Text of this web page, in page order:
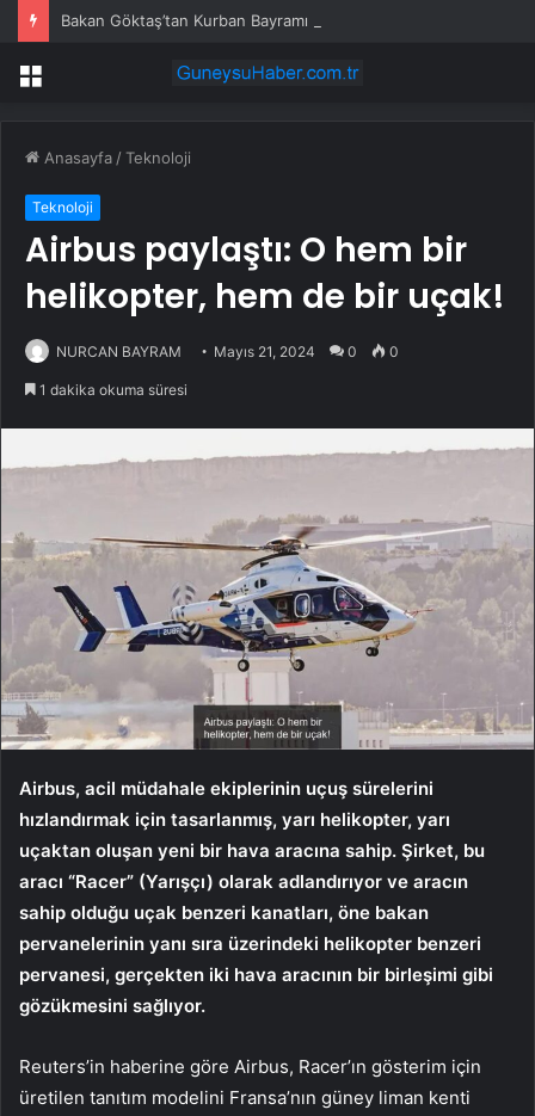
Bakan Göktaş’tan Kurban Bayramı Mesajı
Menü
Anasayfa /Teknoloji
Teknoloji
Airbus paylaştı: O hem bir
helikopter, hem de bir uçak!
NURCAN BAYRAM Mayıs 21, 2024 0 0
1 dakika okuma süresi
Airbus, acil müdahale ekiplerinin uçuş sürelerini
hızlandırmak için tasarlanmış, yarı helikopter, yarı
uçaktan oluşan yeni bir hava aracına sahip. Şirket, bu
aracı “Racer” (Yarışçı) olarak adlandırıyor ve aracın
sahip olduğu uçak benzeri kanatları, öne bakan
pervanelerinin yanı sıra üzerindeki helikopter benzeri
pervanesi, gerçekten iki hava aracının bir birleşimi gibi
gözükmesini sağlıyor.
Reuters’in haberine göre Airbus, Racer’ın gösterim için
üretilen tanıtım modelini Fransa’nın güney liman kenti